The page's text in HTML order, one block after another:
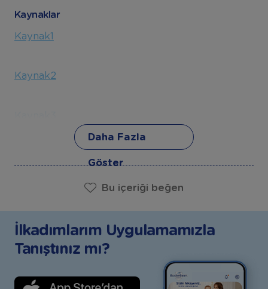
Kaynaklar
Kaynak1
Kaynak2
Daha Fazla
Göster
Bu içeriği beğen
İlkadımlarım Uygulamamızla
Tanıştınız mı?